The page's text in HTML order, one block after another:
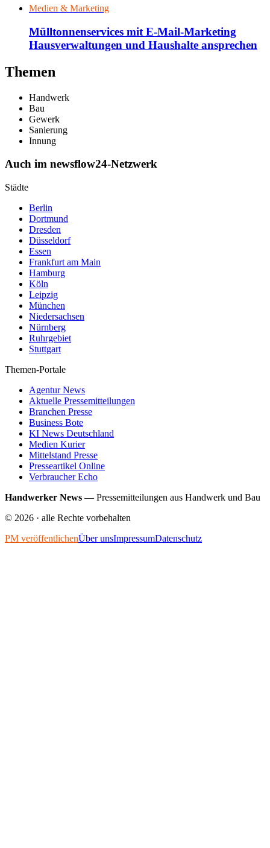
Medien & Marketing
Mülltonnenservices mit E-Mail-Marketing
Hausverwaltungen und Haushalte ansprechen
Themen
Handwerk
Bau
Gewerk
Sanierung
Innung
Auch im newsflow24-Netzwerk
Städte
Berlin
Dortmund
Dresden
Düsseldorf
Essen
Frankfurt am Main
Hamburg
Köln
Leipzig
München
Niedersachsen
Nürnberg
Ruhrgebiet
Stuttgart
Themen-Portale
Agentur News
Aktuelle Pressemitteilungen
Branchen Presse
Business Bote
KI News Deutschland
Medien Kurier
Mittelstand Presse
Presseartikel Online
Verbraucher Echo
Handwerker News — Pressemitteilungen aus Handwerk und Bau
© 2026 · alle Rechte vorbehalten
PM veröffentlichenÜber unsImpressumDatenschutz